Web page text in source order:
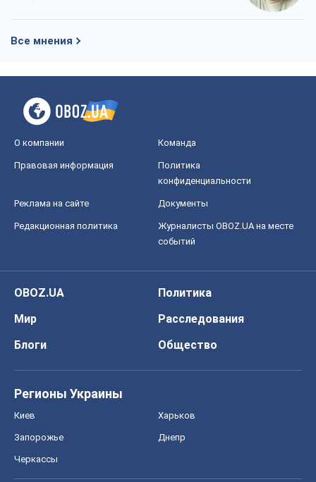
Все мнения
О компании Команда
Правовая информация
Политика
конфиденциальности
Реклама на сайте Документы
Редакционная политика
Журналисты OBOZ.UA на месте
событий
OBOZ.UA
Политика
Мир
Расследования
Блоги
Общество
Регионы Украины
Киев Харьков
Запорожье Днепр
Черкассы